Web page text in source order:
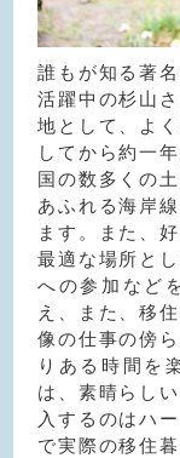
誰もが知る著
活躍中の杉山
地として、よ
してから約一
国の数多くの
あふれる海岸
ます。また、
最適な場所と
への参加など
え、また、移
像の仕事の傍
りある時間を
は、素晴らし
入するのはハ
で実際の移住